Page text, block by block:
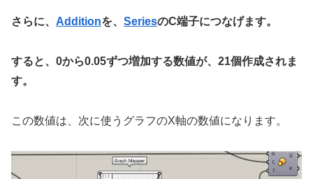
さらに、 Additionを、 SeriesのC端子につなげます。
すると、0から0.05ずつ増加する数値が、21個作成されま
す。
この数値は、次に使うグラフのX軸の数値になります。